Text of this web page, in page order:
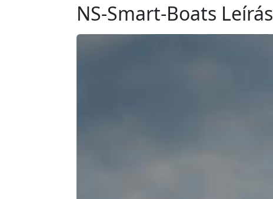
NS-Smart-Boats Leírás